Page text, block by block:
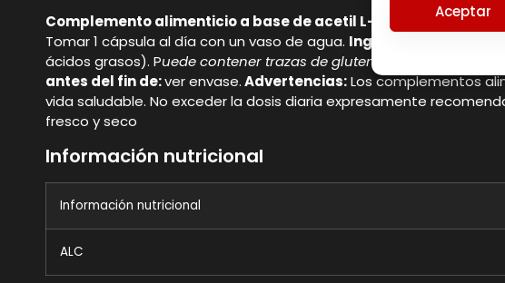
Aceptar
Complemento alimenticio a base de acetil L-carnitina.Peso
Tomar 1 cápsula al día con un vaso de agua. Ingredientes:
Acetil
ácidos grasos). Puede contener trazas de gluten (trigo y avena),
antes del fin de:ver envase.Advertencias:Los complementos
vida saludable. No exceder la dosis diaria expresamente
fresco y seco
Información nutricional
Información nutricional
ALC